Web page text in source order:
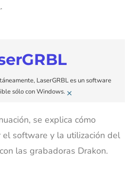
LaserGRBL es un software
sólo con Windows. ×
se explica cómo
el software y la utilización del
las grabadoras Drakon.